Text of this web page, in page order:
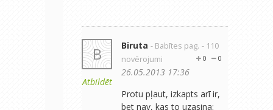
B
Atbildēt
Biruta - Babītes pag. - 110
novērojumi
0
0
26.05.2013 17:36
Protu pļaut, izkapts arī ir,
bet nav, kas to uzasina: